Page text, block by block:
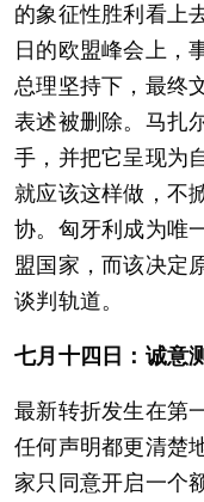
的象征性胜利看上
日的欧盟峰会上，
总理坚持下，最终
表述被删除。马扎
手，并把它呈现为
就应该这样做，不
协。匈牙利成为唯
盟国家，而该决定
谈判轨道。
七月十四日：诚意
最新转折发生在第
任何声明都更清楚
家只同意开启一个